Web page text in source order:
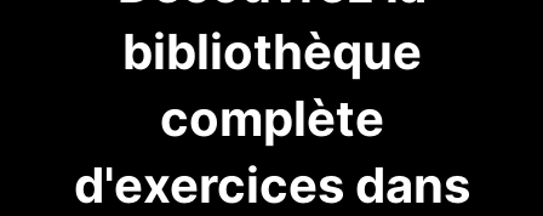
bibliothèque
complète
d'exercices dans